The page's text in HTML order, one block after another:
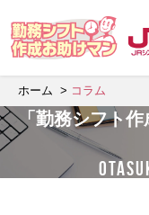
ホーム コラム
「勤務シフト